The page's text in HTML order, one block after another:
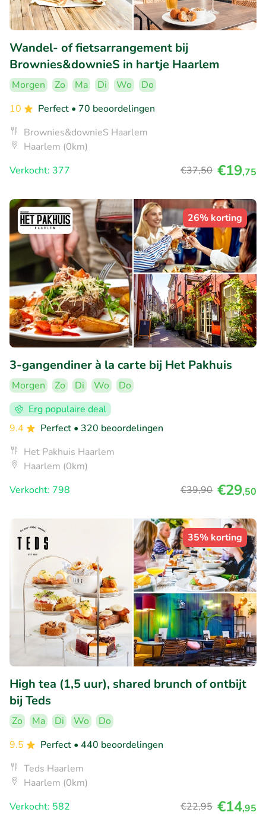
Wandel- of fietsarrangement bij
Brownies&downieS in hartje Haarlem
Morgen Zo Ma Di Wo
Do
10
Perfect • 70 beoordelingen
Brownies&downieS Haarlem
Haarlem (0km)
Verkocht: 377
€37,50 €19,75
26% korting
3-gangendiner à la carte bij Het Pakhuis
Morgen Zo Di Wo
Do
Erg populaire deal
9.4
Perfect • 320 beoordelingen
Het Pakhuis Haarlem
Haarlem (0km)
Verkocht: 798
€39,90 €29,50
35% korting
High tea (1,5 uur), shared brunch of ontbijt
bij Teds
Zo Ma Di Wo
Do
9.5
Perfect • 440 beoordelingen
Teds Haarlem
Haarlem (0km)
Verkocht: 582
€22,95 €14,95